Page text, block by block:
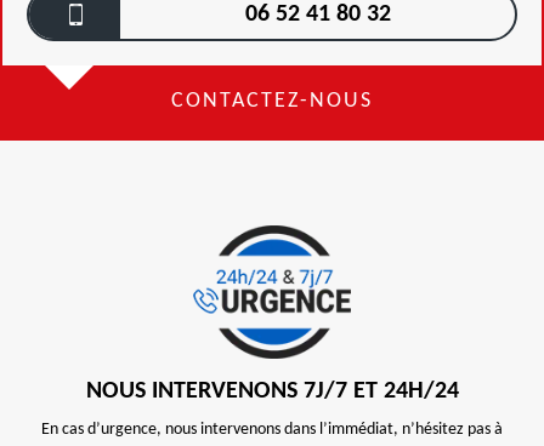
06 52 41 80 32
CONTACTEZ-NOUS
NOUS INTERVENONS 7J/7 ET 24H/24
En cas d’urgence, nous intervenons dans l’immédiat, n’hésitez pas à